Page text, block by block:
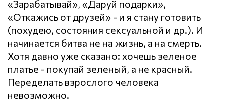
«Зарабатывай», «Даруй подарки»,
«Откажись от друзей» - и я стану готовить
(похудею, состояния сексуальной и др.). И
начинается битва не на жизнь, а на смерть.
Хотя давно уже сказано: хочешь зеленое
платье - покупай зеленый, а не красный.
Переделать взрослого человека
невозможно.